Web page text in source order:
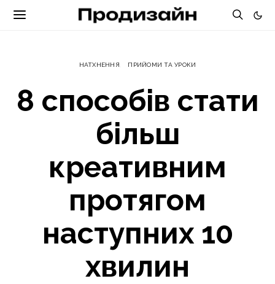
НАТХНЕННЯ ПРИЙОМИ ТА УРОКИ
8 способів стати
більш
креативним
протягом
наступних 10
хвилин